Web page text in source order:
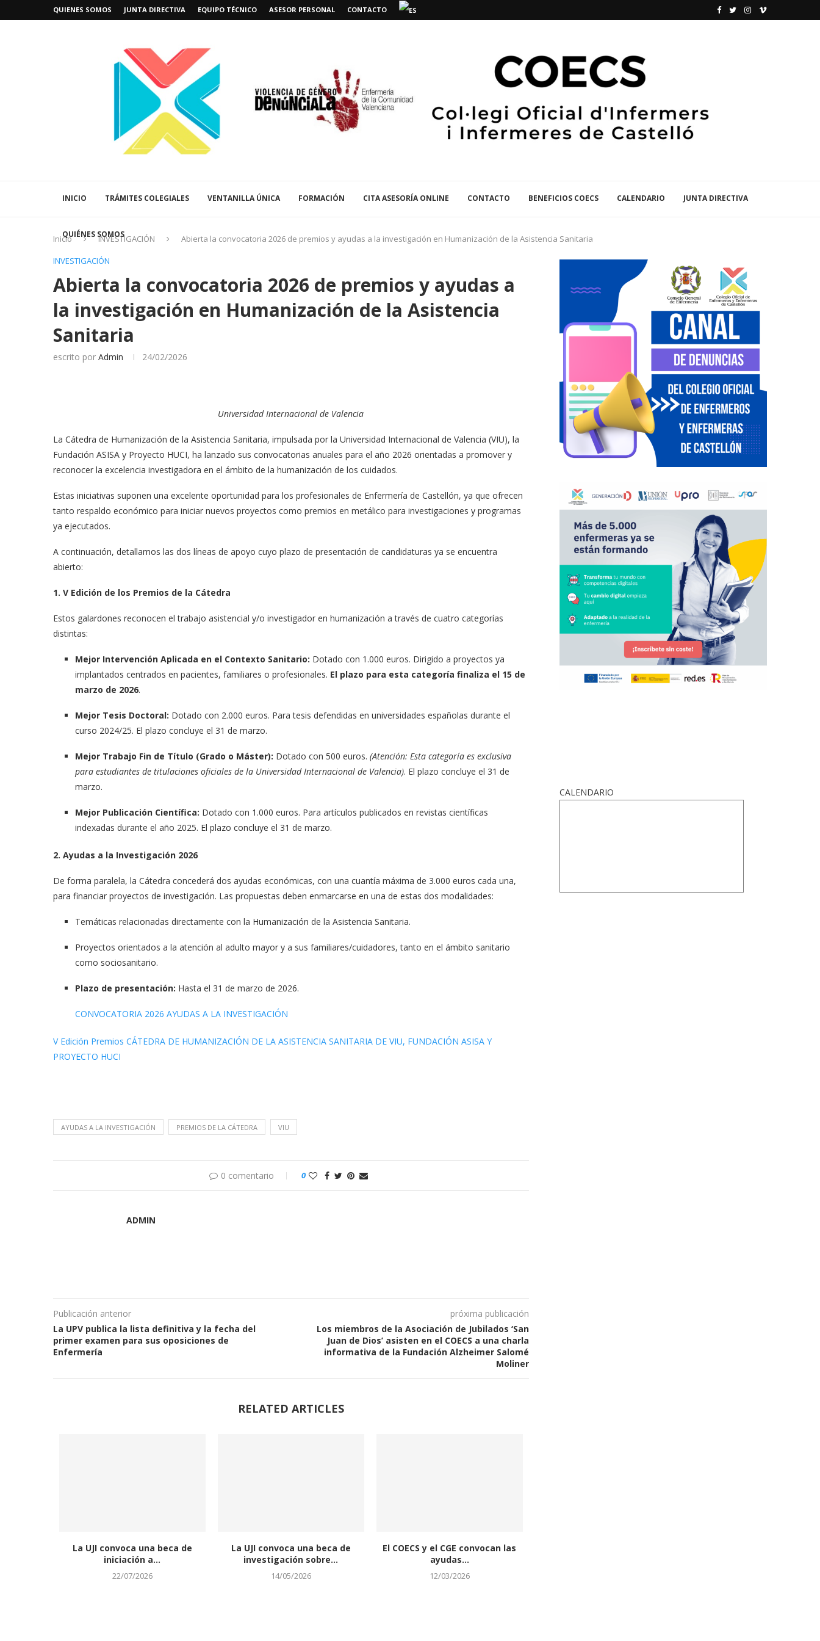
QUIENES SOMOS JUNTA DIRECTIVA EQUIPO TÉCNICO ASESOR PERSONAL CONTACTO
INICIO TRÁMITES COLEGIALES VENTANILLA ÚNICA FORMACIÓN CITA ASESORÍA ONLINE CONTACTO BENEFICIOS COECS CALENDARIO JUNTA DIRECTIVA
QUIÉNES SOMOS
Inicio INVESTIGACIÓN
Abierta la convocatoria 2026 de premios y ayudas a la investigación en Humanización de la Asistencia Sanitaria
INVESTIGACIÓN
Abierta la convocatoria 2026 de premios y ayudas a
la investigación en Humanización de la Asistencia
Sanitaria
escrito por Admin 24/02/2026
Universidad Internacional de Valencia
La Cátedra de Humanización de la Asistencia Sanitaria, impulsada por la Universidad Internacional de Valencia (VIU), la
Fundación ASISA y Proyecto HUCI, ha lanzado sus convocatorias anuales para el año 2026 orientadas a promover y
reconocer la excelencia investigadora en el ámbito de la humanización de los cuidados.
Estas iniciativas suponen una excelente oportunidad para los profesionales de Enfermería de Castellón, ya que ofrecen
tanto respaldo económico para iniciar nuevos proyectos como premios en metálico para investigaciones y programas
ya ejecutados.
A continuación, detallamos las dos líneas de apoyo cuyo plazo de presentación de candidaturas ya se encuentra
abierto:
1. V Edición de los Premios de la Cátedra
Estos galardones reconocen el trabajo asistencial y/o investigador en humanización a través de cuatro categorías
distintas:
Mejor Intervención Aplicada en el Contexto Sanitario: Dotado con 1.000 euros. Dirigido a proyectos ya
implantados centrados en pacientes, familiares o profesionales. El plazo para esta categoría finaliza el 15 de
marzo de 2026.
Mejor Tesis Doctoral: Dotado con 2.000 euros. Para tesis defendidas en universidades españolas durante el
curso 2024/25. El plazo concluye el 31 de marzo.
Mejor Trabajo Fin de Título (Grado o Máster): Dotado con 500 euros. (Atención: Esta categoría es exclusiva
para estudiantes de titulaciones oficiales de la Universidad Internacional de Valencia). El plazo concluye el 31 de
marzo.
Mejor Publicación Científica: Dotado con 1.000 euros. Para artículos publicados en revistas científicas
indexadas durante el año 2025. El plazo concluye el 31 de marzo.
2. Ayudas a la Investigación 2026
De forma paralela, la Cátedra concederá dos ayudas económicas, con una cuantía máxima de 3.000 euros cada una,
para financiar proyectos de investigación. Las propuestas deben enmarcarse en una de estas dos modalidades:
Temáticas relacionadas directamente con la Humanización de la Asistencia Sanitaria.
Proyectos orientados a la atención al adulto mayor y a sus familiares/cuidadores, tanto en el ámbito sanitario
como sociosanitario.
Plazo de presentación: Hasta el 31 de marzo de 2026.
CONVOCATORIA 2026 AYUDAS A LA INVESTIGACIÓN
V Edición Premios CÁTEDRA DE HUMANIZACIÓN DE LA ASISTENCIA SANITARIA DE VIU, FUNDACIÓN ASISA Y
PROYECTO HUCI
AYUDAS A LA INVESTIGACIÓN PREMIOS DE LA CÁTEDRA VIU
0 comentario 0
ADMIN
Publicación anterior
La UPV publica la lista definitiva y la fecha del
primer examen para sus oposiciones de
Enfermería
próxima publicación
Los miembros de la Asociación de Jubilados ‘San
Juan de Dios’ asisten en el COECS a una charla
informativa de la Fundación Alzheimer Salomé
Moliner
RELATED ARTICLES
La UJI convoca una beca de
iniciación a...
22/07/2026
La UJI convoca una beca de
investigación sobre...
14/05/2026
El COECS y el CGE convocan las
ayudas...
12/03/2026
CALENDARIO